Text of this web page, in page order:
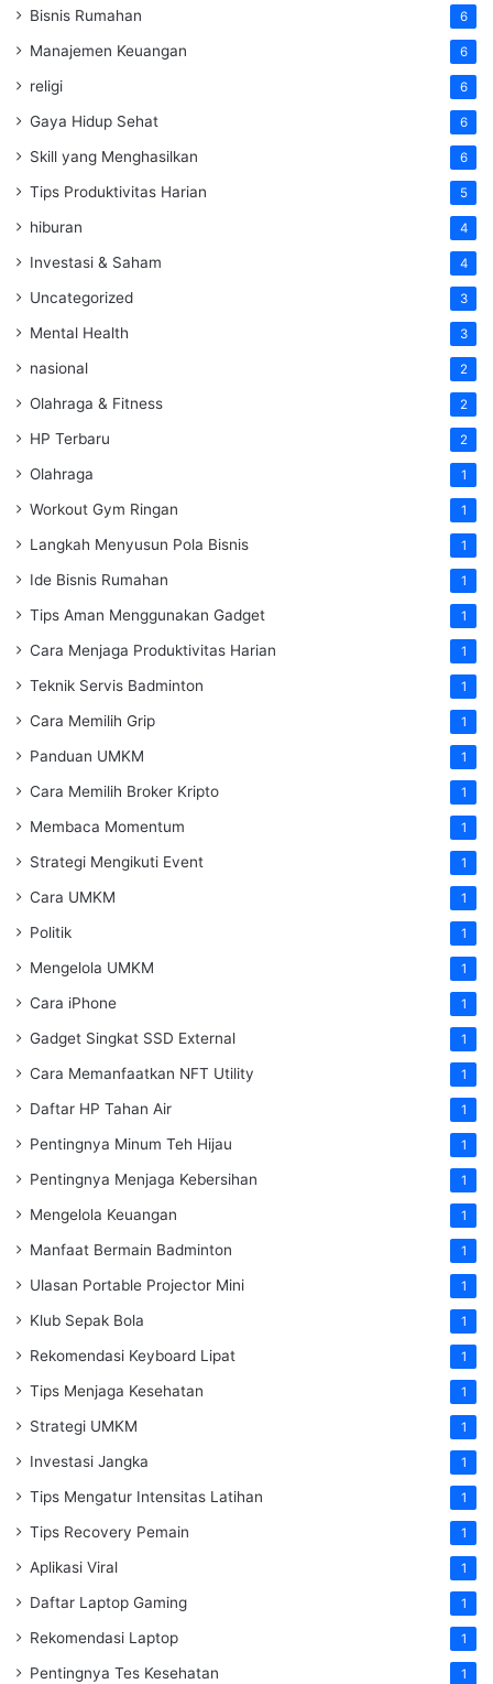
Bisnis Rumahan 6
Manajemen Keuangan 6
religi 6
Gaya Hidup Sehat 6
Skill yang Menghasilkan 6
Tips Produktivitas Harian 5
hiburan 4
Investasi & Saham 4
Uncategorized 3
Mental Health 3
nasional 2
Olahraga & Fitness 2
HP Terbaru 2
Olahraga 1
Workout Gym Ringan 1
Langkah Menyusun Pola Bisnis 1
Ide Bisnis Rumahan 1
Tips Aman Menggunakan Gadget 1
Cara Menjaga Produktivitas Harian 1
Teknik Servis Badminton 1
Cara Memilih Grip 1
Panduan UMKM 1
Cara Memilih Broker Kripto 1
Membaca Momentum 1
Strategi Mengikuti Event 1
Cara UMKM 1
Politik 1
Mengelola UMKM 1
Cara iPhone 1
Gadget Singkat SSD External 1
Cara Memanfaatkan NFT Utility 1
Daftar HP Tahan Air 1
Pentingnya Minum Teh Hijau 1
Pentingnya Menjaga Kebersihan 1
Mengelola Keuangan 1
Manfaat Bermain Badminton 1
Ulasan Portable Projector Mini 1
Klub Sepak Bola 1
Rekomendasi Keyboard Lipat 1
Tips Menjaga Kesehatan 1
Strategi UMKM 1
Investasi Jangka 1
Tips Mengatur Intensitas Latihan 1
Tips Recovery Pemain 1
Aplikasi Viral 1
Daftar Laptop Gaming 1
Rekomendasi Laptop 1
Pentingnya Tes Kesehatan 1